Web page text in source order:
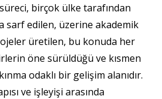
birçok ülke tarafından
sarf edilen, üzerine akademik
üretilen, bu konuda her
öne sürüldüğü ve kısmen
odaklı bir gelişim alanıdır.
ve işleyişi arasında